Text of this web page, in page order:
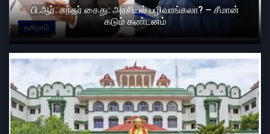
தமிழகம்
பி.ஆர். சுந்தர் கைது: அரசியல் பழிவாங்கலா? – சீமான்
கடும் கண்டனம்